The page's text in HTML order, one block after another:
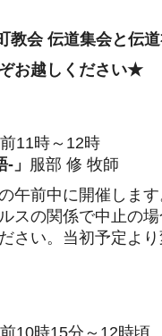
会 伝道集会と伝
お越しください★
11時～12時
」
服部 修 牧師
午前中に開催しま
スの関係で中止の
さい。当初予定よ
10時15分～12時頃